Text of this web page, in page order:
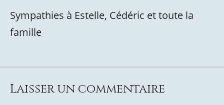
Sympathies à Estelle, Cédéric et toute la
famille
Laisser un commentaire